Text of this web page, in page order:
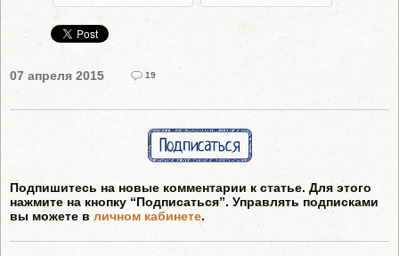
07 апреля 2015 19
Подписаться
Подпишитесь на новые комментарии к статье. Для этого
нажмите на кнопку “Подписаться”. Управлять подписками
вы можете в личном кабинете.